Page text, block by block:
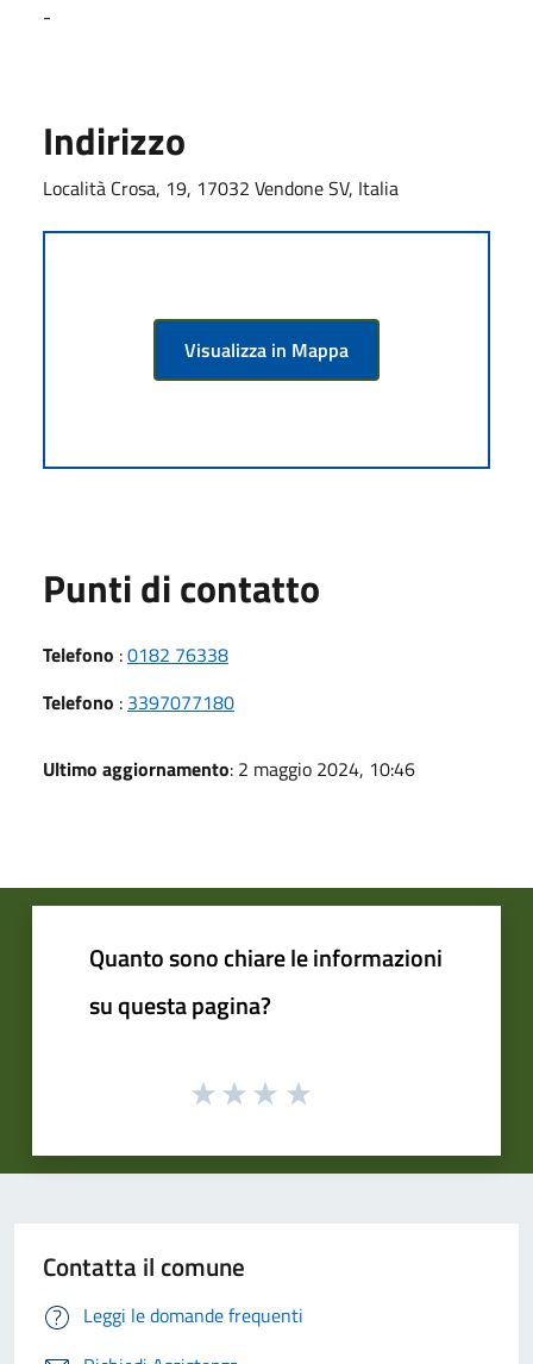
-
Indirizzo
Località Crosa, 19, 17032 Vendone SV, Italia
Visualizza in Mappa
Punti di contatto
Telefono :0182 76338
Telefono : 3397077180
Ultimo aggiornamento: 2 maggio 2024, 10:46
Quanto sono chiare le informazioni
su questa pagina?
Contatta il comune
Leggi le domande frequenti